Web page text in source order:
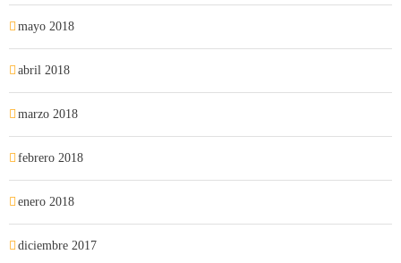
mayo 2018
abril 2018
marzo 2018
febrero 2018
enero 2018
diciembre 2017